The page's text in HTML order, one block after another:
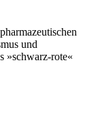
und
»schwarz-rote«